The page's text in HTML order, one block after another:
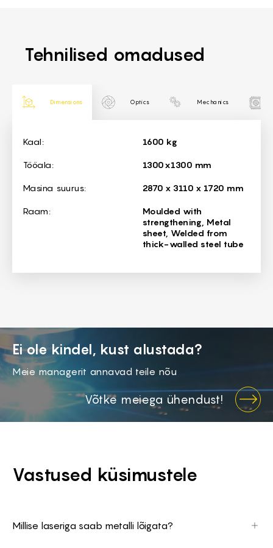
Tehnilised omadused
Dimensions Optics Mechanics
Dimensions
Kaal: 1600 kg
Tööala: 1300x1300 mm
Masina suurus: 2870 х 3110 х 1720 mm
Raam:
Moulded with
strengthening, Metal
sheet, Welded from
thick-walled steel tube
Ei ole kindel, kust alustada?
Meie managerit annavad teile nõu
Võtke meiega ühendust!
Vastused küsimustele
Millise laseriga saab metalli lõigata?